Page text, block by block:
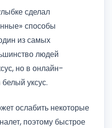
сделал
способы
из самых
людей
но в онлайн-
уксус.
ослабить некоторые
поэтому быстрое